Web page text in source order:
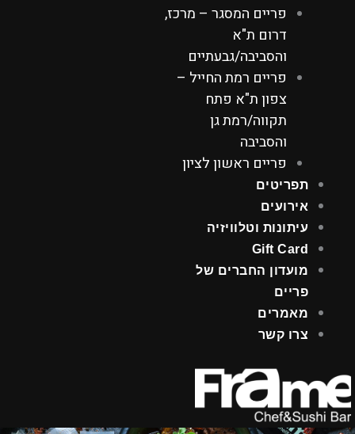
פריים המסגר – מרכז,
דרום ת"א
והסביבה/גבעתיים
פריים רמת החייל –
צפון ת"א פתח
תקווה/רמת גן
והסביבה
פריים ראשון לציון
תפריטים
אירועים
עיתונות וטלוויזיה
Gift Card
מועדון החברים של
פריים
מאמרים
צרו קשר